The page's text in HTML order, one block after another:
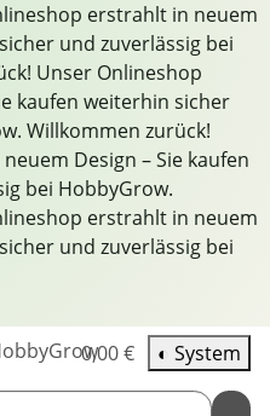
erstrahlt in neuem
und zuverlässig bei
Unser Onlineshop
kaufen weiterhin sicher
Willkommen zurück!
Design – Sie kaufen
bei HobbyGrow.
erstrahlt in neuem
und zuverlässig bei
0,00 €
◐ System